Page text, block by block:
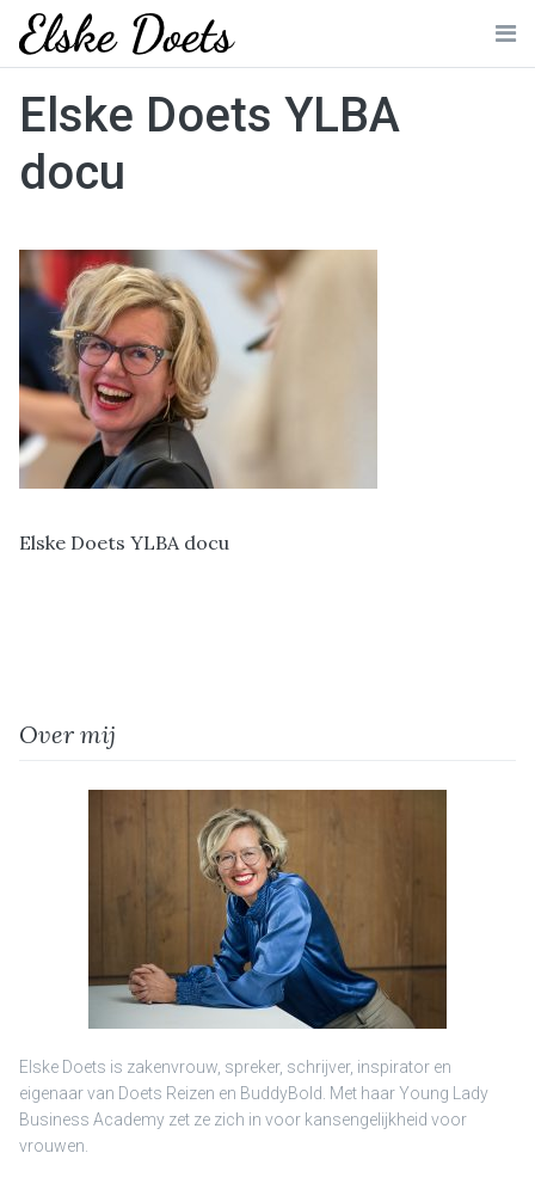
Skip
content
Elske Doets YLBA
docu
Elske Doets YLBA docu
Over mij
Elske Doets is zakenvrouw, spreker, schrijver, inspirator en
eigenaar van Doets Reizen en BuddyBold. Met haar Young Lady
Business Academy zet ze zich in voor kansengelijkheid voor
vrouwen.